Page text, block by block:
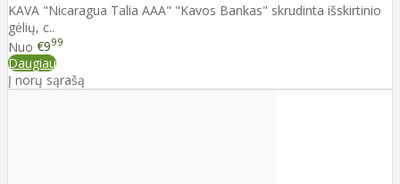
KAVA "Nicaragua Talia AAA" "Kavos Bankas" skrudinta išskirtinio
gėlių, c..
Nuo €999
Daugiau
Į norų sąrašą